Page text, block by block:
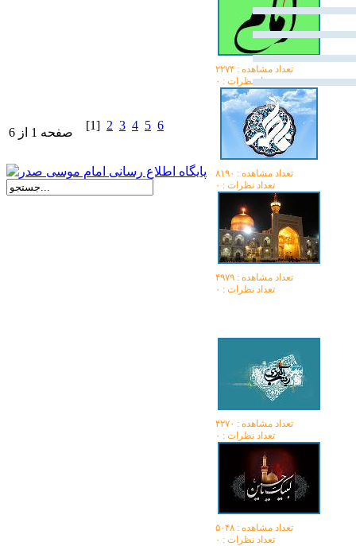
تعداد مشاهده :‌ ۲۲۷۴
تعداد نظرات : ۰
تعداد مشاهده :‌ ۸۱۹۰
تعداد نظرات : ۰
تعداد مشاهده :‌ ۴۹۷۹
تعداد نظرات : ۰
تعداد مشاهده :‌ ۴۲۷۰
تعداد نظرات : ۰
تعداد مشاهده :‌ ۵۰۴۸
تعداد نظرات : ۰
صفحه 1 از 6
[1] 2 3 4 5 6